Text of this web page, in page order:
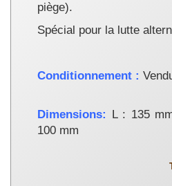
piège).
Spécial pour la lutte
Conditionnement :
Dimensions:
L : 135
100 mm